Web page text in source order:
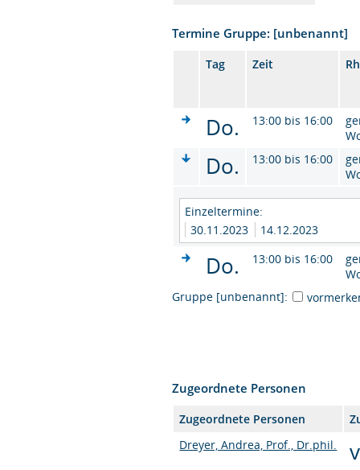
Termine Gruppe: [unbenannt]
Tag Zeit
Do. 13:00 bis 16:00
Do. 13:00 bis 16:00
Einzeltermine:
30.11.2023
14.12.2023
Do. 13:00 bis 16:00
Gruppe [unbenannt]:
Zugeordnete Personen
Zugeordnete Personen
Dreyer, Andrea, Prof., Dr.phil.